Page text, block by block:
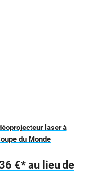
laser à
du Monde
€* au lieu de